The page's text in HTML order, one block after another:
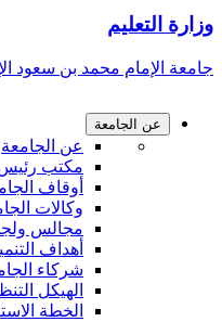
وزارة التعليم
جامعة الإمام محمد بن سعود
عن الجامعة
عن الجامعة
مكتب رئيس
أوقاف
وكالات
مجالس
أهداف
شركاء
الهيكل
الخطة